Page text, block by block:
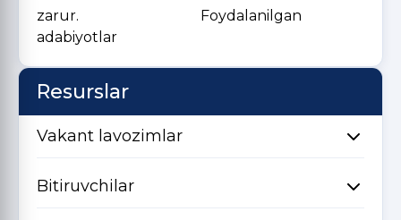
Resurslar
Vakant lavozimlar
Bitiruvchilar